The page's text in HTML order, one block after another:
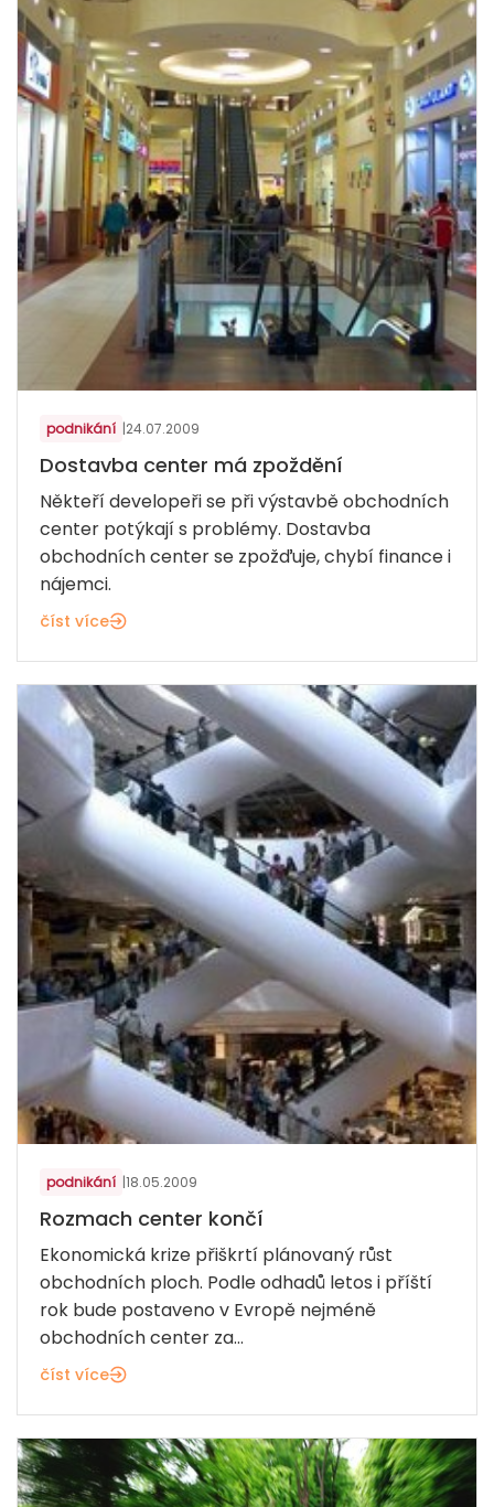
podnikání |24.07.2009
Dostavba center má zpoždění
Někteří developeři se při výstavbě obchodních
center potýkají s problémy. Dostavba
obchodních center se zpožďuje, chybí finance i
nájemci.
číst více
podnikání |18.05.2009
Rozmach center končí
Ekonomická krize přiškrtí plánovaný růst
obchodních ploch. Podle odhadů letos i příští
rok bude postaveno v Evropě nejméně
obchodních center za...
číst více